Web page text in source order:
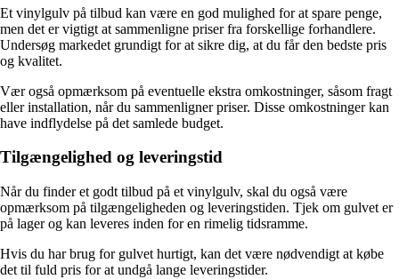
Et vinylgulv på tilbud kan være en god mulighed for at spare penge,
men det er vigtigt at sammenligne priser fra forskellige forhandlere.
Undersøg markedet grundigt for at sikre dig, at du får den bedste pris
og kvalitet.
Vær også opmærksom på eventuelle ekstra omkostninger, såsom fragt
eller installation, når du sammenligner priser. Disse omkostninger kan
have indflydelse på det samlede budget.
Tilgængelighed og leveringstid
Når du finder et godt tilbud på et vinylgulv, skal du også være
opmærksom på tilgængeligheden og leveringstiden. Tjek om gulvet er
på lager og kan leveres inden for en rimelig tidsramme.
Hvis du har brug for gulvet hurtigt, kan det være nødvendigt at købe
det til fuld pris for at undgå lange leveringstider.